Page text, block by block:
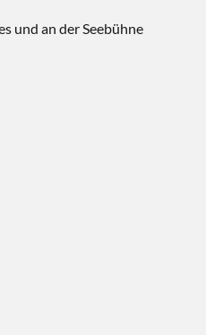
und an der Seebühne